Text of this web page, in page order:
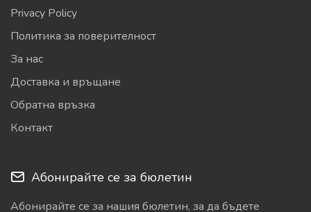
Privacy Policy
Политика за поверителност
За нас
Доставка и връщане
Обратна връзка
Контакт
Абонирайте се за бюлетин
Абонирайте се за нашия бюлетин, за да бъдете